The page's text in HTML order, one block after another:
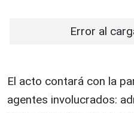
Error al
El acto contará con la
agentes involucrados: